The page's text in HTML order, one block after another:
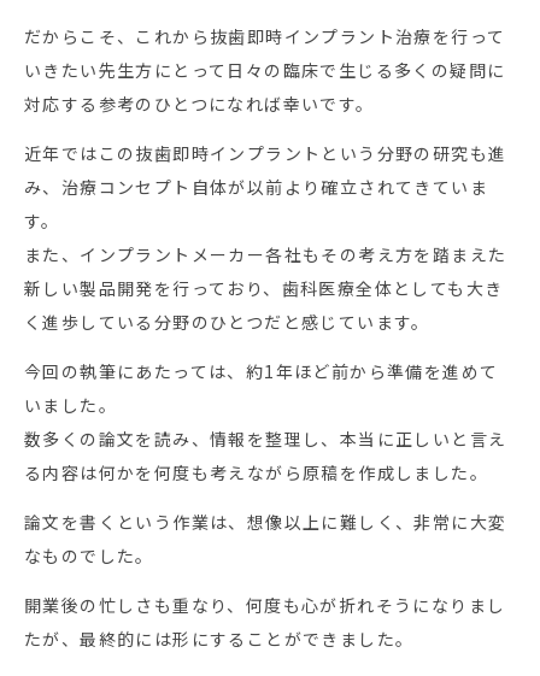
だからこそ、これから抜歯即時インプラント治療を行って
いきたい先生方にとって日々の臨床で生じる多くの疑問に
対応する参考のひとつになれば幸いです。
近年ではこの抜歯即時インプラントという分野の研究も進
み、治療コンセプト自体が以前より確立されてきていま
す。
また、インプラントメーカー各社もその考え方を踏まえた
新しい製品開発を行っており、歯科医療全体としても大き
く進歩している分野のひとつだと感じています。
今回の執筆にあたっては、約1年ほど前から準備を進めて
いました。
数多くの論文を読み、情報を整理し、本当に正しいと言え
る内容は何かを何度も考えながら原稿を作成しました。
論文を書くという作業は、想像以上に難しく、非常に大変
なものでした。
開業後の忙しさも重なり、何度も心が折れそうになりまし
たが、最終的には形にすることができました。